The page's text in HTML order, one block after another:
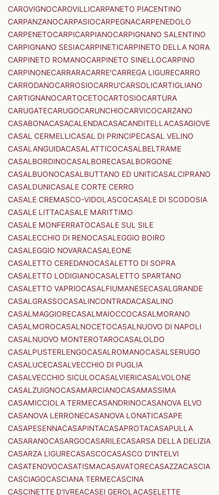
CAROVIGNOCAROVILLICARPANETO PIACENTINO
CARPANZANOCARPASIOCARPEGNACARPENEDOLO
CARPENETOCARPICARPIANOCARPIGNANO SALENTINO
CARPIGNANO SESIACARPINETICARPINETO DELLA NORA
CARPINETO ROMANOCARPINETO SINELLOCARPINO
CARPINONECARRARACARRE'CARREGA LIGURECARRO
CARRODANOCARROSIOCARRU'CARSOLICARTIGLIANO
CARTIGNANOCARTOCETOCARTOSIOCARTURA
CARUGATECARUGOCARUNCHIOCARVICOCARZANO
CASABONACASACALENDACASACANDITELLACASAGIOVE
CASAL CERMELLICASAL DI PRINCIPECASAL VELINO
CASALANGUIDACASALATTICOCASALBELTRAME
CASALBORDINOCASALBORECASALBORGONE
CASALBUONOCASALBUTTANO ED UNITICASALCIPRANO
CASALDUNICASALE CORTE CERRO
CASALE CREMASCO-VIDOLASCOCASALE DI SCODOSIA
CASALE LITTACASALE MARITTIMO
CASALE MONFERRATOCASALE SUL SILE
CASALECCHIO DI RENOCASALEGGIO BOIRO
CASALEGGIO NOVARACASALEONE
CASALETTO CEREDANOCASALETTO DI SOPRA
CASALETTO LODIGIANOCASALETTO SPARTANO
CASALETTO VAPRIOCASALFIUMANESECASALGRANDE
CASALGRASSOCASALINCONTRADACASALINO
CASALMAGGIORECASALMAIOCCOCASALMORANO
CASALMOROCASALNOCETOCASALNUOVO DI NAPOLI
CASALNUOVO MONTEROTAROCASALOLDO
CASALPUSTERLENGOCASALROMANOCASALSERUGO
CASALUCECASALVECCHIO DI PUGLIA
CASALVECCHIO SICULOCASALVIERICASALVOLONE
CASALZUIGNOCASAMARCIANOCASAMASSIMA
CASAMICCIOLA TERMECASANDRINOCASANOVA ELVO
CASANOVA LERRONECASANOVA LONATICASAPE
CASAPESENNACASAPINTACASAPROTACASAPULLA
CASARANOCASARGOCASARILECASARSA DELLA DELIZIA
CASARZA LIGURECASASCOCASASCO D'INTELVI
CASATENOVOCASATISMACASAVATORECASAZZACASCIA
CASCIAGOCASCIANA TERMECASCINA
CASCINETTE D'IVREACASEI GEROLACASELETTE